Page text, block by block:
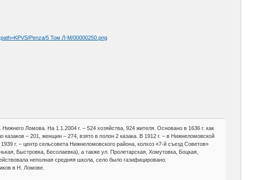
Penza/5 Том Л-М/00000250.png
Ломова. На 1.1.2004 г. – 524 хозяйства, 924 жителя. Основано в 1636 г. как
– 201, женщин – 274, взято в полон 2 казака. В 1912 г. – в Нижнеломовской
г. – центр сельсовета Нижнеломовского района, колхоз «7-й съезд Советов»
Быстровка, Бесолаевка), а также ул. Пролетарская, Хомутовка, Боцкая,
неполная средняя школа, село было газифицировано.
в Н. Ломове.